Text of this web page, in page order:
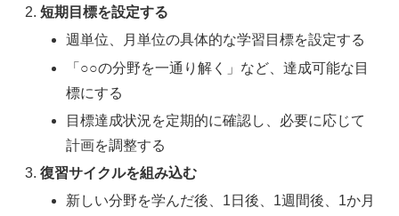
短期目標を設定する
週単位、月単位の具体的な学習目標を設定する
「○○の分野を一通り解く」など、達成可能な目
標にする
目標達成状況を定期的に確認し、必要に応じて
計画を調整する
復習サイクルを組み込む
新しい分野を学んだ後、1日後、1週間後、1か月